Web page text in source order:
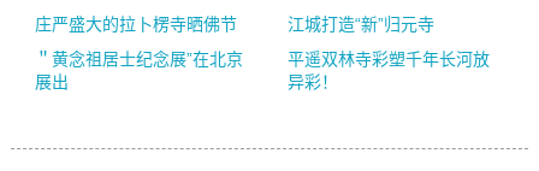
庄严盛大的拉卜楞寺晒佛节
江城打造“新”归元寺
＂黄念祖居士纪念展”在北京
展出
平遥双林寺彩塑千年长河放
异彩！